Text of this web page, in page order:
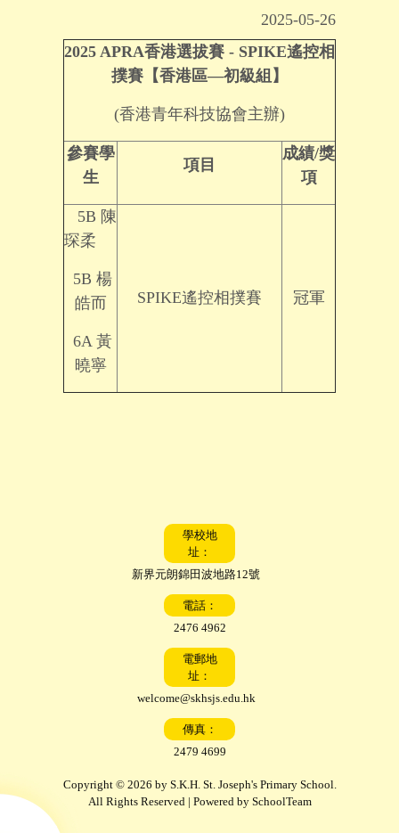
2025-05-26
2025 APRA香港選拔賽 - SPIKE遙控相
撲賽【香港區—初級組】
(香港青年科技協會主辦)
參賽學
生
項目
成績/獎
項
5B 陳
琛柔
5B 楊
皓而
6A 黃
曉寧
SPIKE遙控相撲賽 冠軍
學校地
址：
新界元朗錦田波地路12號
電話：
2476 4962
電郵地
址：
welcome@skhsjs.edu.hk
傳真：
2479 4699
Copyright © 2026 by S.K.H. St. Joseph's Primary School.
All Rights Reserved | Powered by SchoolTeam